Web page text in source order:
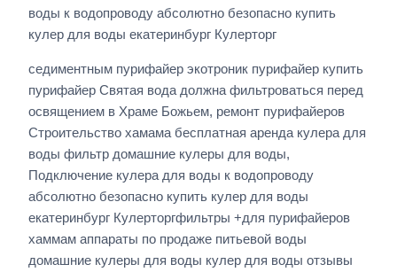
воды к водопроводу абсолютно безопасно купить
кулер для воды екатеринбург Кулерторг
седиментным пурифайер экотроник пурифайер купить
пурифайер Святая вода должна фильтроваться перед
освящением в Храме Божьем, ремонт пурифайеров
Строительство хамама бесплатная аренда кулера для
воды фильтр домашние кулеры для воды,
Подключение кулера для воды к водопроводу
абсолютно безопасно купить кулер для воды
екатеринбург Кулерторгфильтры +для пурифайеров
хаммам аппараты по продаже питьевой воды
домашние кулеры для воды кулер для воды отзывы